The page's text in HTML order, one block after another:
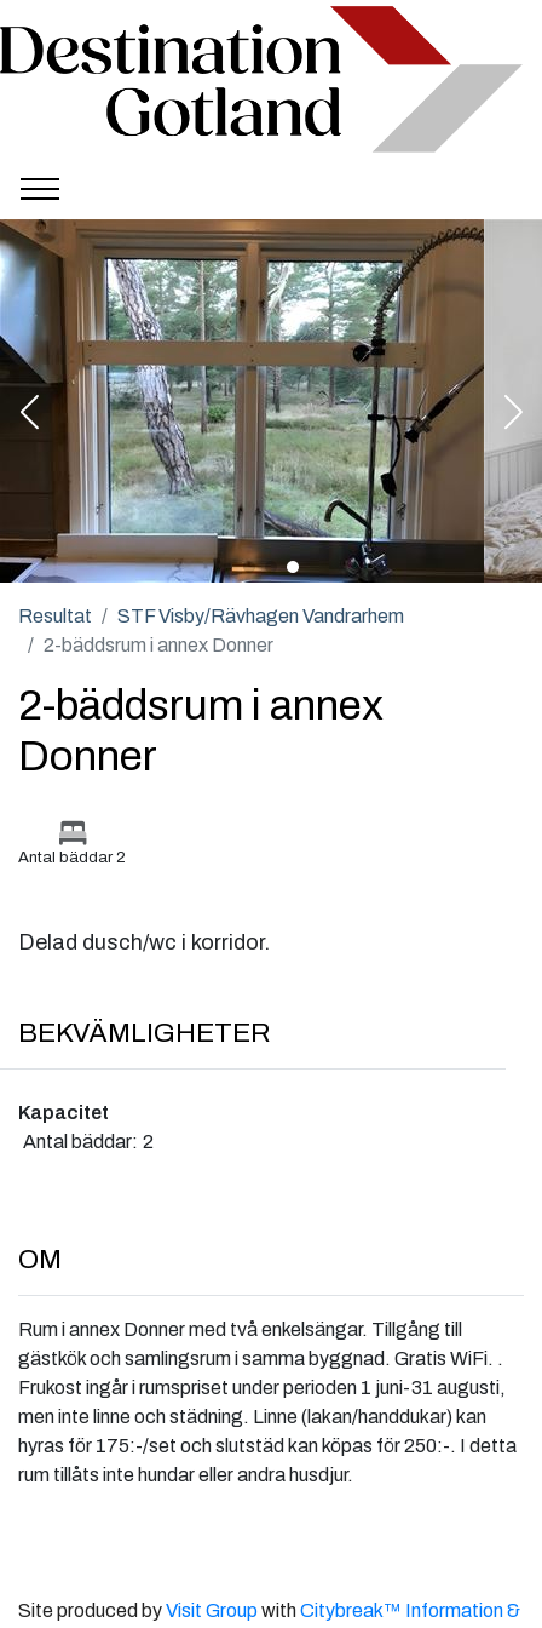
Resultat
STF Visby/Rävhagen Vandrarhem
2-bäddsrum i annex Donner
2-bäddsrum i annex
Donner
Antal bäddar 2
Delad dusch/wc i korridor.
BEKVÄMLIGHETER
Kapacitet
Antal bäddar: 2
OM
Rum i annex Donner med två enkelsängar. Tillgång till
gästkök och samlingsrum i samma byggnad. Gratis WiFi. .
Frukost ingår i rumspriset under perioden 1 juni-31 augusti,
men inte linne och städning. Linne (lakan/handdukar) kan
hyras för 175:-/set och slutstäd kan köpas för 250:-. I detta
rum tillåts inte hundar eller andra husdjur.
Site produced byVisit GroupwithCitybreak™ Information &